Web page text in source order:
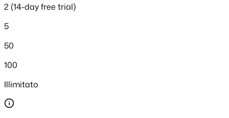
2 (14-day free trial)
5
50
100
Illimitato